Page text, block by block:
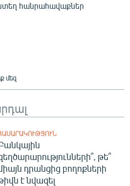
կայքերը
հանրահավաքներ
մեզ
թե՞
դրանցից բողոքների
է նվազել